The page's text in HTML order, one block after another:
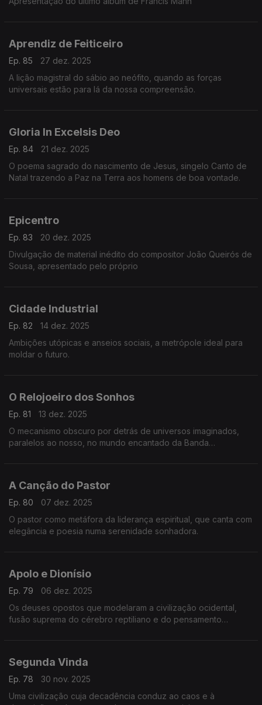
Aprendiz de Feiticeiro
Ep. 85
27 dez. 2025
A lição magistral do sábio ao neófito, quando as forças
universais estão para lá da nossa compreensão.
Gloria In Excelsis Deo
Ep. 84
21 dez. 2025
O poema sagrado do nascimento de Jesus, singelo Canto de
Natal trazendo a Paz na Terra aos homens de boa vontade.
Epicentro
Ep. 83
20 dez. 2025
Divulgação de material inédito do compositor João Queirós de
Sousa, apresentado pelo próprio
Cidade Industrial
Ep. 82
14 dez. 2025
Ambições utópicas e anseios sociais, a metrópole ideal para
moldar o futuro.
O Relojoeiro dos Sonhos
Ep. 81
13 dez. 2025
O mecanismo obscuro por detrás de universos imaginados,
paralelos ao nosso, no mundo encantado da Banda
A Canção do Pastor
Ep. 80
07 dez. 2025
O pastor como metáfora da liderança espiritual, que canta com
elegância e poesia numa serenidade sonhadora.
Apolo e Dionísio
Ep. 79
06 dez. 2025
Os deuses opostos que modelaram a civilização ocidental,
fusão suprema do cérebro reptiliano e do pensamento
Segunda Vinda
Ep. 78
30 nov. 2025
Uma civilização cuja decadência conduz ao caos e à